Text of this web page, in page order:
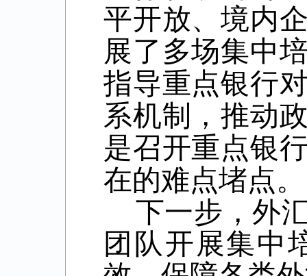
平开放、境内
展了多场集中
指导重点银行
系机制，推动
是召开重点银
在的难点堵点。
下一步，外
团队开展集中